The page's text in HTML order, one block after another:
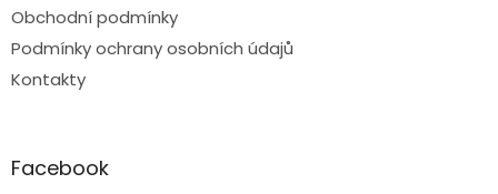
Obchodní podmínky
Podmínky ochrany osobních údajů
Kontakty
Facebook